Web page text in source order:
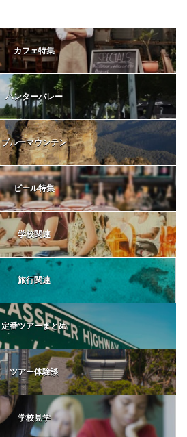
カフェ特集
ハンターバレー
ブルーマウンテン
ビール特集
学校関連
旅行関連
定番ツアーまとめ
ツアー体験談
学校見学